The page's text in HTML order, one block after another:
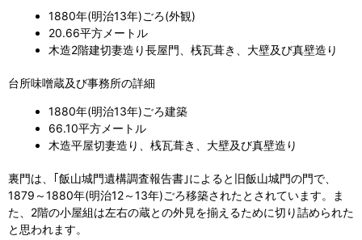
1880年(明治13年)ごろ(外観)
20.66平方メートル
木造2階建切妻造り長屋門、桟瓦葺き、大壁及び真壁造り
台所味噌蔵及び事務所の詳細
1880年(明治13年)ごろ建築
66.10平方メートル
木造平屋切妻造り、桟瓦葺き、大壁及び真壁造り
裏門は、｢飯山城門遺構調査報告書｣によると旧飯山城門の門で、
1879～1880年(明治12～13年)ごろ移築されたとされています。ま
た、2階の小屋組は左右の蔵との外見を揃えるために切り詰められた
と思われます。